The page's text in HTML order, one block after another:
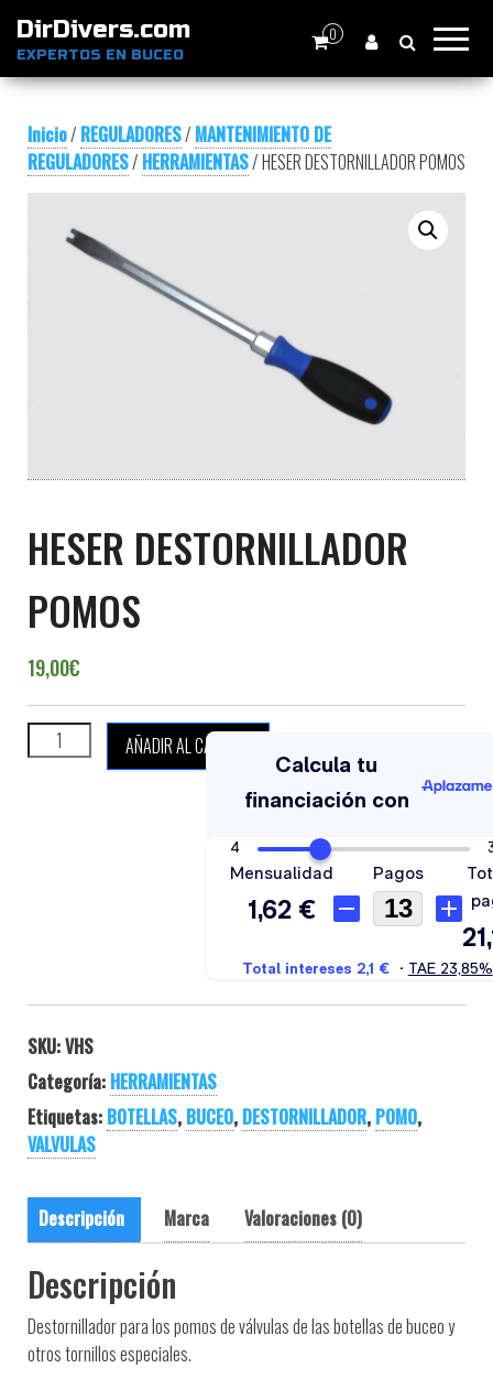
DirDivers.com
EXPERTOS EN BUCEO
0
Inicio/ REGULADORES/ MANTENIMIENTO DE
REGULADORES/ HERRAMIENTAS/ HESER DESTORNILLADOR POMOS
HESER DESTORNILLADOR
POMOS
19,00€
HESER DESTORNILLADOR POMOS cantidad
AÑADIR AL CARRITO
SKU:VHS
Categoría: HERRAMIENTAS
Etiquetas: BOTELLAS, BUCEO, DESTORNILLADOR, POMO,
VALVULAS
Descripción Marca Valoraciones (0)
Descripción
Destornillador para los pomos de válvulas de las botellas de buceo y
otros tornillos especiales.